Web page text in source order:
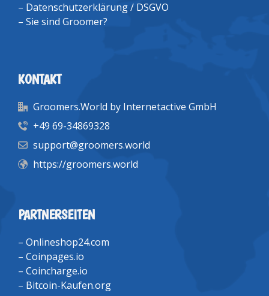
– Datenschutzerklärung / DSGVO
– Sie sind Groomer?
KONTAKT
Groomers.World by Internetactive GmbH
+49 69-34869328
support@groomers.world
https://groomers.world
PARTNERSEITEN
– Onlineshop24.com
– Coinpages.io
– Coincharge.io
– Bitcoin-Kaufen.org